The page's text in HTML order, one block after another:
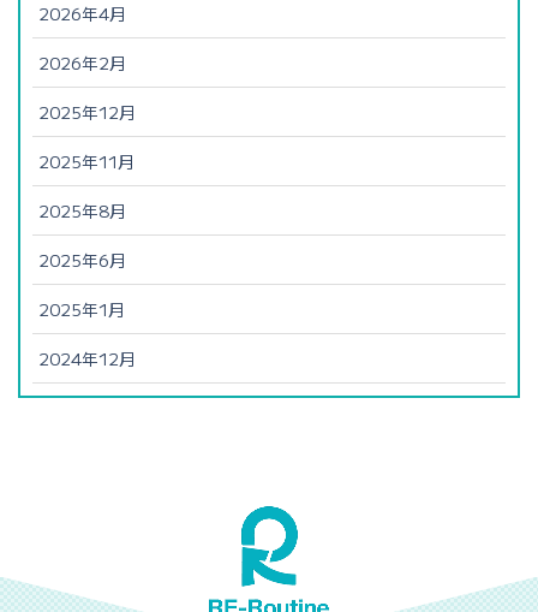
2026年4月
2026年2月
2025年12月
2025年11月
2025年8月
2025年6月
2025年1月
2024年12月